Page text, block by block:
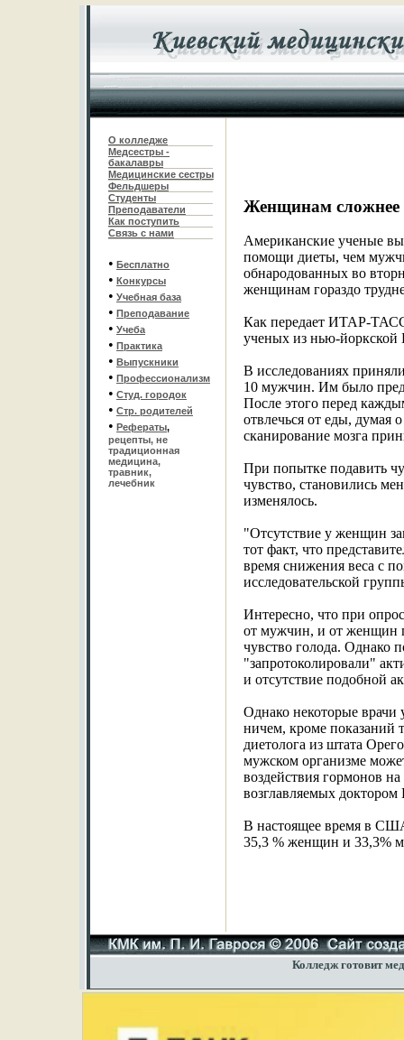
О колледже
Медсестры -
бакалавры
Медицинские сестры
Фельдшеры
Студенты
Преподаватели
Как поступить
Связь с нами
• Бесплатно
• Конкурсы
• Учебная база
• Преподавание
• Учеба
• Практика
• Выпускники
• Профессионализм
• Студ. городок
• Стр. родителей
• Рефераты,
рецепты, не
традиционная
медицина,
травник,
лечебник
Женщинам
Американские ученые
помощи диеты, чем
обнародованных во
женщинам гораздо
Как передает ИТАР-
ученых из нью-йоркской
В исследованиях
10 мужчин. Им было
После этого перед
отвлечься от еды, думая
сканирование мозга
При попытке подавить
чувство, становились
изменялось.
"Отсутствие у женщин
тот факт, что
время снижения веса с
исследовательской
Интересно, что при
от мужчин, и от женщин
чувство голода. Однако
"запротоколировали"
и отсутствие подобной
Однако некоторые
ничем, кроме показаний
диетолога из штата
мужском организме
воздействия гормонов
возглавляемых доктором
В настоящее время в
35,3 % женщин и 33,3%
Колледж готовит